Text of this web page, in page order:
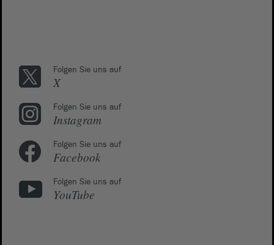
Folgen Sie uns auf
X
Folgen Sie uns auf
Instagram
Folgen Sie uns auf
Facebook
Folgen Sie uns auf
YouTube